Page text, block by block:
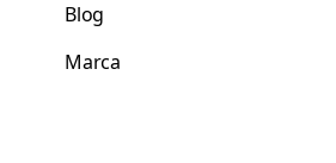
Blog
Marca